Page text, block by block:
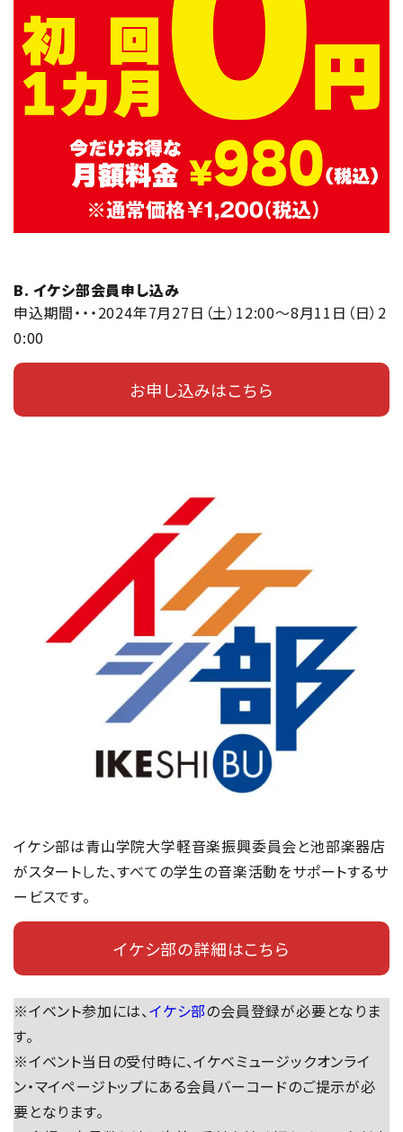
B. イケシ部会員申し込み
申込期間・・・2024年7月27日（土）12:00～8月11日（日）2
0:00
お申し込みはこちら
イケシ部は青山学院大学軽音楽振興委員会と池部楽器店
がスタートした、すべての学生の音楽活動をサポートするサ
ービスです。
イケシ部の詳細はこちら
※イベント参加には、イケシ部の会員登録が必要となりま
す。
※イベント当日の受付時に、イケベミュージックオンライ
ン・マイページトップにある会員バーコードのご提示が必
要となります。